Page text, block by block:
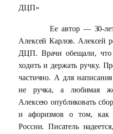
ДЦП»
Ее автор — 30-
Алексей Карлов. Алексей
ДЦП. Врачи обещали, что
ходить и держать ручку.
частично. А для
не ручка, а любимая
Алексею опубликовать
и афоризмов о том, как
России. Писатель